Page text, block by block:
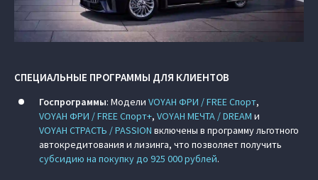
СПЕЦИАЛЬНЫЕ ПРОГРАММЫ ДЛЯ КЛИЕНТОВ
Госпрограммы: Модели VOYAH ФРИ / FREE Спорт,
VOYAH ФРИ / FREE Спорт+, VOYAH МЕЧТА / DREAM и
VOYAH СТРАСТЬ / PASSION включены в программу льготного
автокредитования и лизинга, что позволяет получить
субсидию на покупку до 925 000 рублей.